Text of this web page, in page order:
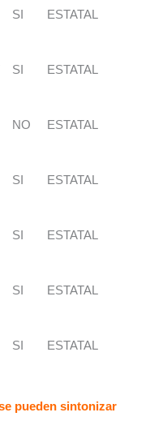
SI ESTATAL
SI ESTATAL
NO ESTATAL
SI ESTATAL
SI ESTATAL
SI ESTATAL
SI ESTATAL
pueden sintonizar